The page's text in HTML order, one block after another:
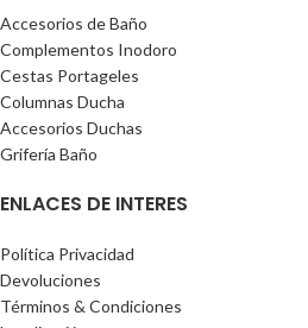
Accesorios de Baño
Complementos Inodoro
Cestas Portageles
Columnas Ducha
Accesorios Duchas
Grifería Baño
ENLACES DE INTERES
Política Privacidad
Devoluciones
Términos & Condiciones